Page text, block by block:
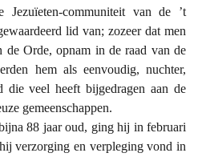
communiteit van de ’t
lid van; zozeer dat men
de Orde, opnam in de raad van de
hem als eenvoudig, nuchter,
veel heeft bijgedragen aan de
gemeenschappen.
88 jaar oud, ging hij in februari
verzorging en verpleging vond in